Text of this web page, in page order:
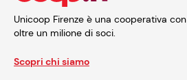
Unicoop Firenze è una cooperativa con
oltre un milione di soci.
Scopri chi siamo